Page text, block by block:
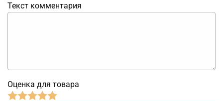
Текст комментария
Оценка для товара